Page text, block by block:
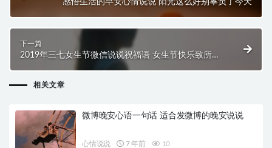
感悟生活的早安心情说说 阳光这么好别辜负了今天
下一篇
2019年三七女生节微信说说祝福语 女生节快乐致所有
相关文章
微博晚安心语一句话 适合发微博的晚安说说
心情说说 7 年前 10